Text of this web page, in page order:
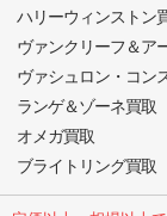
ハリーウィンストン
ヴァンクリーフ＆ア
ヴァシュロン・コン
ランゲ＆ゾーネ買取
オメガ買取
ブライトリング買取